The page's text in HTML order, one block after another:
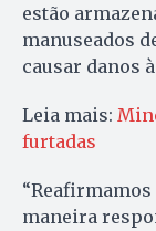
estão
manuseados
causar danos
Leia mais:
furtadas
maneira